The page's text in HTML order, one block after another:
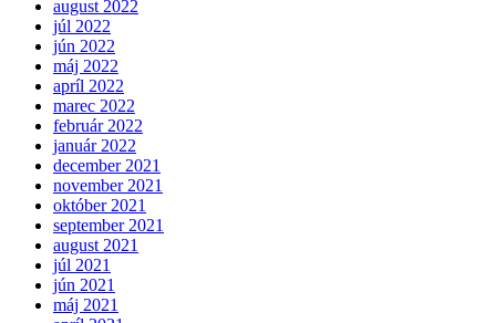
august 2022
júl 2022
jún 2022
máj 2022
apríl 2022
marec 2022
február 2022
január 2022
december 2021
november 2021
október 2021
september 2021
august 2021
júl 2021
jún 2021
máj 2021